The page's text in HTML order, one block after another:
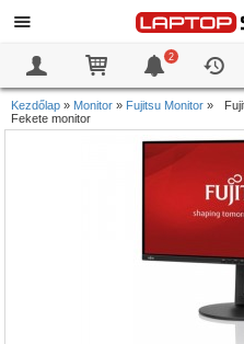
2
Kezdőlap » Monitor » Fujitsu Monitor »
Fekete monitor